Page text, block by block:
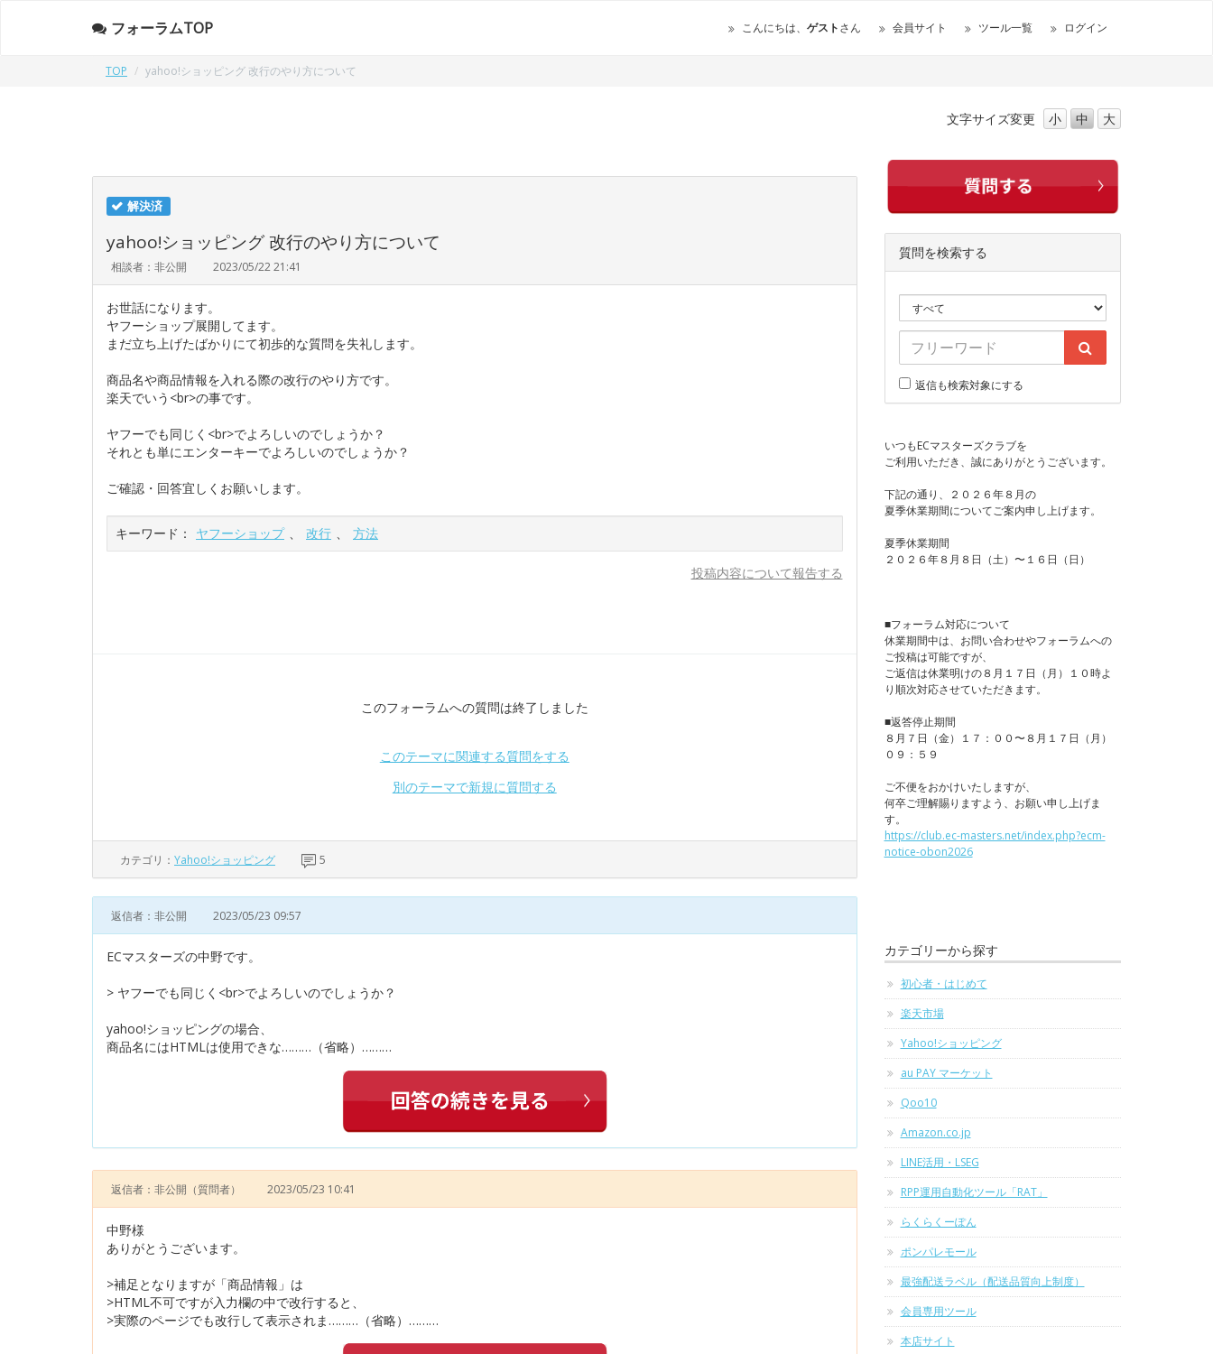
フォーラムTOP こんにちは、 ゲストさん 会員サイト ツール一覧 ログイン
TOP yahoo!ショッピング 改行のやり方について
文字サイズ変更 小 中 大
解決済
yahoo!ショッピング 改行のやり方について
相談者：非公開 2023/05/22 21:41
お世話になります。
ヤフーショップ展開してます。
まだ立ち上げたばかりにて初歩的な質問を失礼します。
商品名や商品情報を入れる際の改行のやり方です。
楽天でいう<br>の事です。
ヤフーでも同じく<br>でよろしいのでしょうか？
それとも単にエンターキーでよろしいのでしょうか？
ご確認・回答宜しくお願いします。
キーワード： ヤフーショップ 、 改行 、 方法
投稿内容について報告する
このフォーラムへの質問は終了しました
このテーマに関連する質問をする
別のテーマで新規に質問する
カテゴリ： Yahoo!ショッピング 5
返信者：非公開 2023/05/23 09:57
ECマスターズの中野です。
> ヤフーでも同じく<br>でよろしいのでしょうか？
yahoo!ショッピングの場合、
商品名にはHTMLは使用できな………（省略）………
返信者：非公開 （質問者） 2023/05/23 10:41
中野様
ありがとうございます。
>補足となりますが「商品情報」は
>HTML不可ですが入力欄の中で改行すると、
>実際のページでも改行して表示されま………（省略）………
質問を検索する
返信も検索対象にする
いつもECマスターズクラブを
ご利用いただき、誠にありがとうございます。
下記の通り、２０２６年８月の
夏季休業期間についてご案内申し上げます。
夏季休業期間
２０２６年８月８日（土）〜１６日（日）
■フォーラム対応について
休業期間中は、お問い合わせやフォーラムへの
ご投稿は可能ですが、
ご返信は休業明けの８月１７日（月）１０時よ
り順次対応させていただきます。
■返答停止期間
８月７日（金）１７：００〜８月１７日（月）
０９：５９
ご不便をおかけいたしますが、
何卒ご理解賜りますよう、お願い申し上げま
す。
https://club.ec-masters.net/index.php?ecm-
notice-obon2026
カテゴリーから探す
初心者・はじめて
楽天市場
Yahoo!ショッピング
au PAY マーケット
Qoo10
Amazon.co.jp
LINE活用・LSEG
RPP運用自動化ツール「RAT」
らくらくーぽん
ポンパレモール
最強配送ラベル（配送品質向上制度）
会員専用ツール
本店サイト